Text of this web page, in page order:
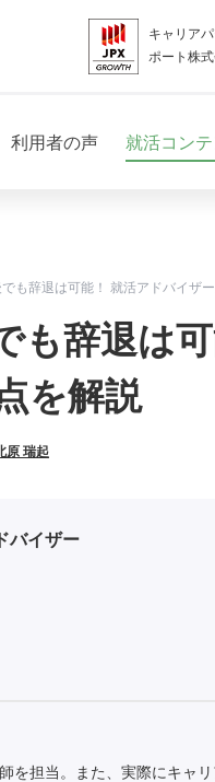
キャリア
ポート株
利用者の声 就活コン
も辞退は可能！ 就活アドバイザ
も辞退は
を解説
原 瑞起
バイザー
を担当。また、実際にキャ